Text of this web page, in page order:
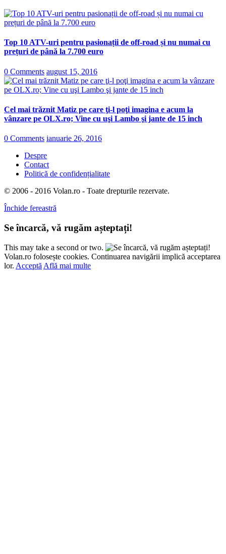
Top 10 ATV-uri pentru pasionații de off-road și nu numai cu
prețuri de până la 7.700 euro
0 Comments august 15, 2016
Cel mai trăznit Matiz pe care ţi-l poţi imagina e acum la
vânzare pe OLX.ro; Vine cu uşi Lambo şi jante de 15 inch
0 Comments ianuarie 26, 2016
Despre
Contact
Politică de confidențialitate
© 2006 - 2016 Volan.ro - Toate drepturile rezervate.
Închide fereastră
Se încarcă, vă rugăm așteptați!
This may take a second or two.
Volan.ro folosește cookies. Continuarea navigării implică acceptarea
lor. Acceptă Află mai multe